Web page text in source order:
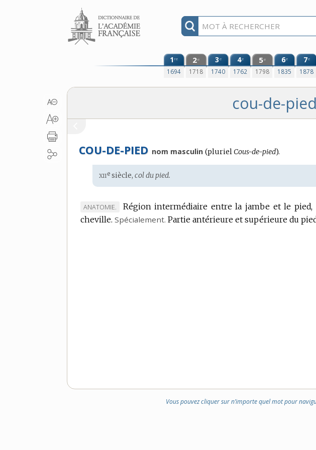
Aller au contenu
1re
1694
2e
1718
3e
1740
4e
1762
5e
1798
6e
1835
7e
1878
cou-de-pied
COU-DE-PIED nom masculin (pluriel Cous-de-pied).
Étymologie
:
xiie siècle,col du pied.
MARQUE
DE
ANATOMIE.
Région intermédiaire entre la jambe et le
cheville. Spécialement. Partie antérieure et supérieure du
Vous pouvez cliquer sur n’importe quel mot pour